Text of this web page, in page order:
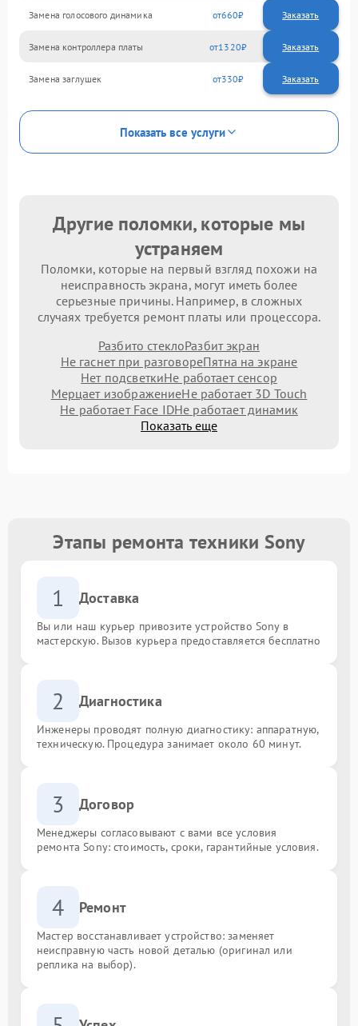
Замена голосового динамика 660
Замена контроллера платы 1320
Замена заглушек 330
Показать все услуги
Другие поломки, которые мы
устраняем
Поломки, которые на первый взгляд похожи на
неисправность экрана, могут иметь более
серьезные причины. Например, в сложных
случаях требуется ремонт платы или процессора.
Разбито стеклоРазбит экран
Не гаснет при разговореПятна на экране
Нет подсветкиНе работает сенсор
Мерцает изображениеНе работает 3D Touch
Не работает Face IDНе работает динамик
Показать еще
Этапы ремонта техники Sony
1 Доставка
Вы или наш курьер привозите устройство Sony в
мастерскую. Вызов курьера предоставляется бесплатно
2 Диагностика
Инженеры проводят полную диагностику: аппаратную,
техническую. Процедура занимает около 60 минут.
3 Договор
Менеджеры согласовывают с вами все условия
ремонта Sony: стоимость, сроки, гарантийные условия.
4 Ремонт
Мастер восстанавливает устройство: заменяет
неисправную часть новой деталью (оригинал или
реплика на выбор).